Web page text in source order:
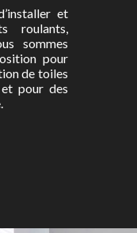
et
roulants,
sommes
pour
de toiles
pour des